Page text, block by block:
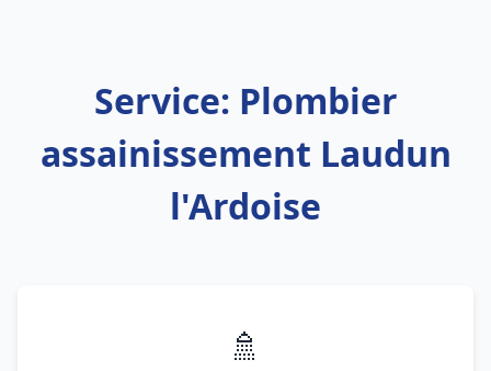
Service: Plombier
assainissement Laudun
l'Ardoise
🚿